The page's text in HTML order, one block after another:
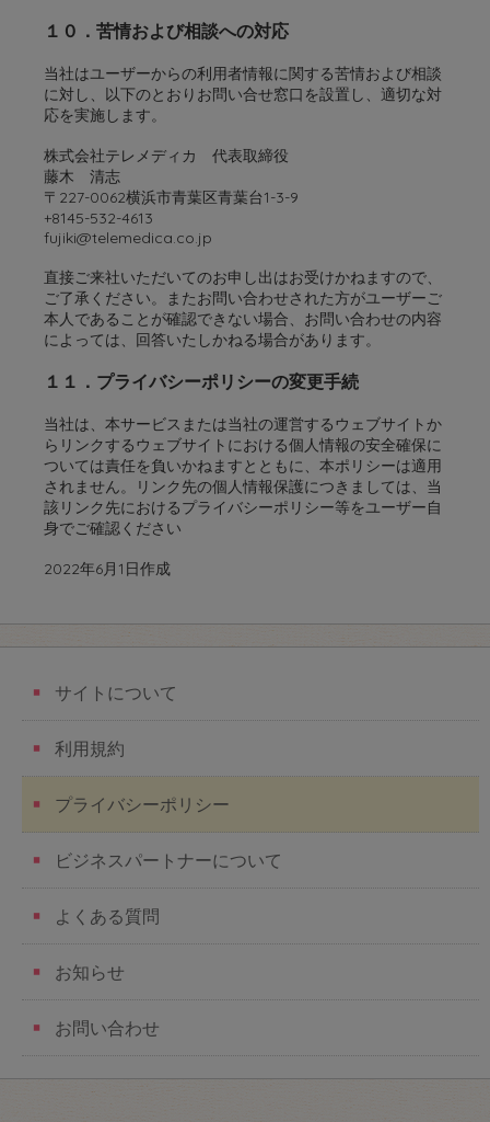
１０．苦情および相談への対応
当社はユーザーからの利用者情報に関する苦情および相談
に対し、以下のとおりお問い合せ窓口を設置し、適切な対
応を実施します。
株式会社テレメディカ 代表取締役
藤木 清志
〒227-0062横浜市青葉区青葉台1-3-9
+8145-532-4613
fujiki@telemedica.co.jp
直接ご来社いただいてのお申し出はお受けかねますので、
ご了承ください。またお問い合わせされた方がユーザーご
本人であることが確認できない場合、お問い合わせの内容
によっては、回答いたしかねる場合があります。
１１．プライバシーポリシーの変更手続
当社は、本サービスまたは当社の運営するウェブサイトか
らリンクするウェブサイトにおける個人情報の安全確保に
ついては責任を負いかねますとともに、本ポリシーは適用
されません。リンク先の個人情報保護につきましては、当
該リンク先におけるプライバシーポリシー等をユーザー自
身でご確認ください
2022年6月1日作成
サイトについて
利用規約
プライバシーポリシー
ビジネスパートナーについて
よくある質問
お知らせ
お問い合わせ